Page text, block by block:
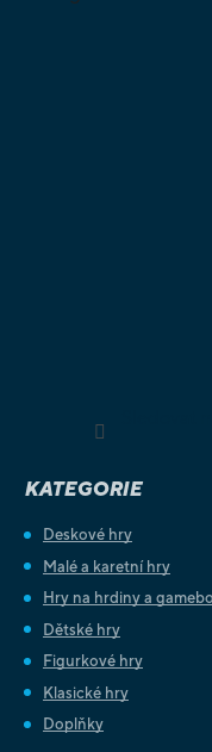
KATEGORIE
Deskové hry
Malé a karetní hry
Hry na hrdiny a
Dětské hry
Figurkové hry
Klasické hry
Doplňky